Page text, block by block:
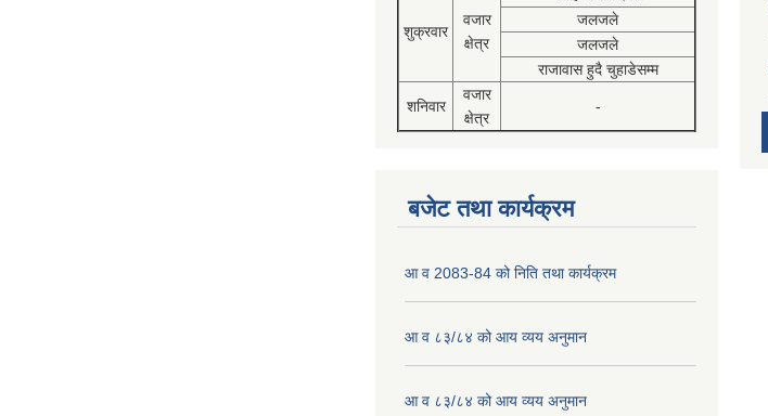
शुक्रवार
वजार
क्षेत्र
जलजले
जलजले
राजावास हुदै चुहाडेसम्म
शनिवार
वजार
क्षेत्र
-
बजेट तथा कार्यक्रम
आ व 2083-84 को निति तथा कार्यक्रम
आ व ८३/८४ को आय व्यय अनुमान
आ व ८३/८४ को आय व्यय अनुमान